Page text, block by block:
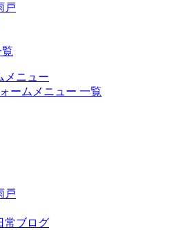
戸
メニュー
ームメニュー 一覧
戸
ブログ